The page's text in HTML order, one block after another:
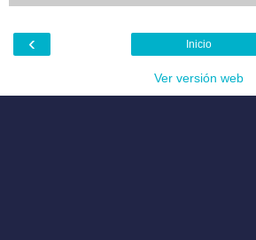
‹ Inicio
Ver versión web